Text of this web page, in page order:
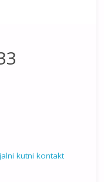
kutni kontakt